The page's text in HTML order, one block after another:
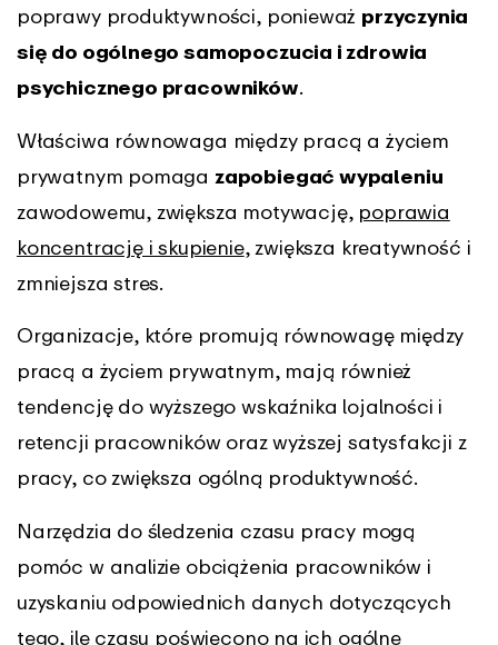
poprawy produktywności, ponieważ przyczynia
się do ogólnego samopoczucia i zdrowia
psychicznego pracowników.
Właściwa równowaga między pracą a życiem
prywatnym pomaga zapobiegać wypaleniu
zawodowemu, zwiększa motywację, poprawia
koncentrację i skupienie, zwiększa kreatywność i
zmniejsza stres.
Organizacje, które promują równowagę między
pracą a życiem prywatnym, mają również
tendencję do wyższego wskaźnika lojalności i
retencji pracowników oraz wyższej satysfakcji z
pracy, co zwiększa ogólną produktywność.
Narzędzia do śledzenia czasu pracy mogą
pomóc w analizie obciążenia pracowników i
uzyskaniu odpowiednich danych dotyczących
tego, ile czasu poświęcono na ich ogólne